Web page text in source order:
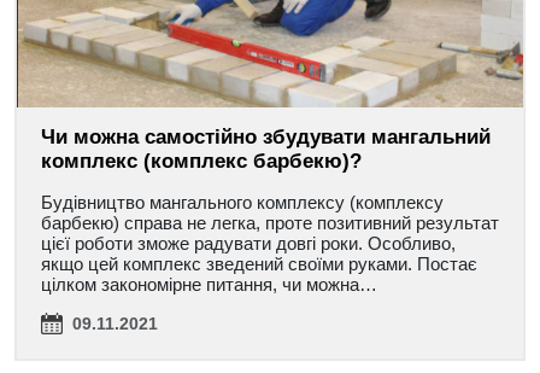
Чи можна самостійно збудувати мангальний
комплекс (комплекс барбекю)?
Будівництво мангального комплексу (комплексу
барбекю) справа не легка, проте позитивний результат
цієї роботи зможе радувати довгі роки. Особливо,
якщо цей комплекс зведений своїми руками. Постає
цілком закономірне питання, чи можна…
09.11.2021